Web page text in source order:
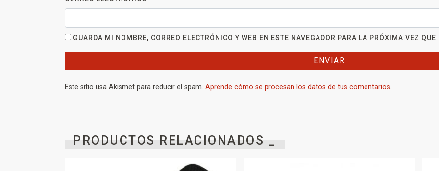
GUARDA MI NOMBRE, CORREO ELECTRÓNICO Y WEB EN ESTE NAVEGADOR PARA LA PRÓXIMA VEZ QUE
Este sitio usa Akismet para reducir el spam. Aprende cómo se procesan los datos de tus comentarios.
PRODUCTOS RELACIONADOS _